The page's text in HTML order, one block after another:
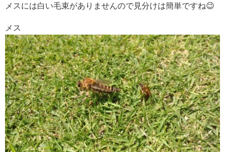
メスには白い毛束がありませんので見分けは簡単ですね😉
メス